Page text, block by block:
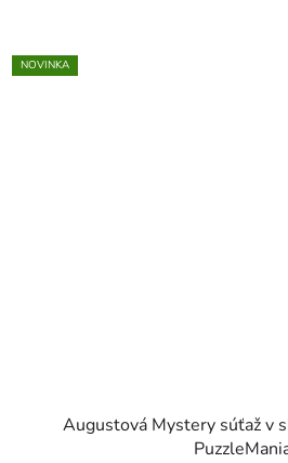
NOVINKA
Augustová Mystery súťaž v